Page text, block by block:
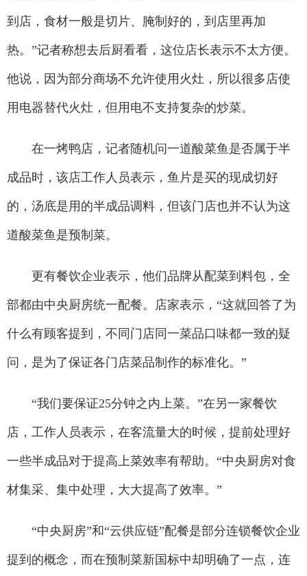
到店，食材一般是切片、腌制好的，到店里再加
热。”记者称想去后厨看看，这位店长表示不太方便。
他说，因为部分商场不允许使用火灶，所以很多店使
用电器替代火灶，但用电不支持复杂的炒菜。
在一烤鸭店，记者随机问一道酸菜鱼是否属于半
成品时，该店工作人员表示，鱼片是买的现成切好
的，汤底是用的半成品调料，但该门店也并不认为这
道酸菜鱼是预制菜。
更有餐饮企业表示，他们品牌从配菜到料包，全
部都由中央厨房统一配餐。店家表示，“这就回答了为
什么有顾客提到，不同门店同一菜品口味都一致的疑
问，是为了保证各门店菜品制作的标准化。”
“我们要保证25分钟之内上菜。”在另一家餐饮
店，工作人员表示，在客流量大的时候，提前处理好
一些半成品对于提高上菜效率有帮助。“中央厨房对食
材集采、集中处理，大大提高了效率。”
“中央厨房”和“云供应链”配餐是部分连锁餐饮企业
提到的概念，而在预制菜新国标中却明确了一点，连